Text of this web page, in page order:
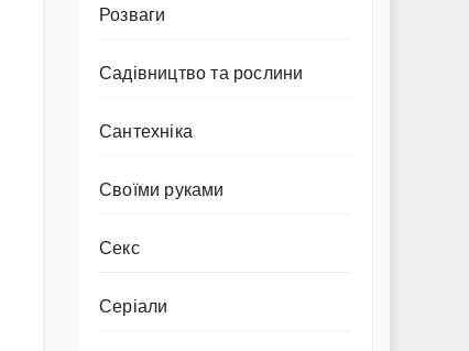
Розваги
Садівництво та рослини
Сантехніка
Своїми руками
Секс
Серіали